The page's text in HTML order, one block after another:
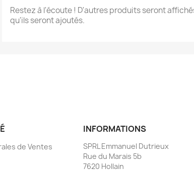
Restez à l'écoute ! D'autres produits seront
qu'ils seront ajoutés.
de Ventes
INFORMATIONS
SPRL Emmanuel Dutrieux
Rue du Marais 5b
7620 Hollain